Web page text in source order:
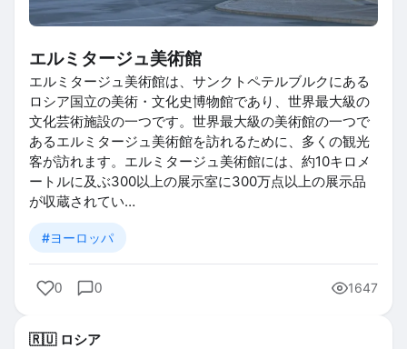
エルミタージュ美術館
エルミタージュ美術館は、サンクトペテルブルクにある
ロシア国立の美術・文化史博物館であり、世界最大級の
文化芸術施設の一つです。世界最大級の美術館の一つで
あるエルミタージュ美術館を訪れるために、多くの観光
客が訪れます。エルミタージュ美術館には、約10キロメ
ートルに及ぶ300以上の展示室に300万点以上の展示品
が収蔵されてい…
#ヨーロッパ
0 0 1647
🇷🇺 ロシア